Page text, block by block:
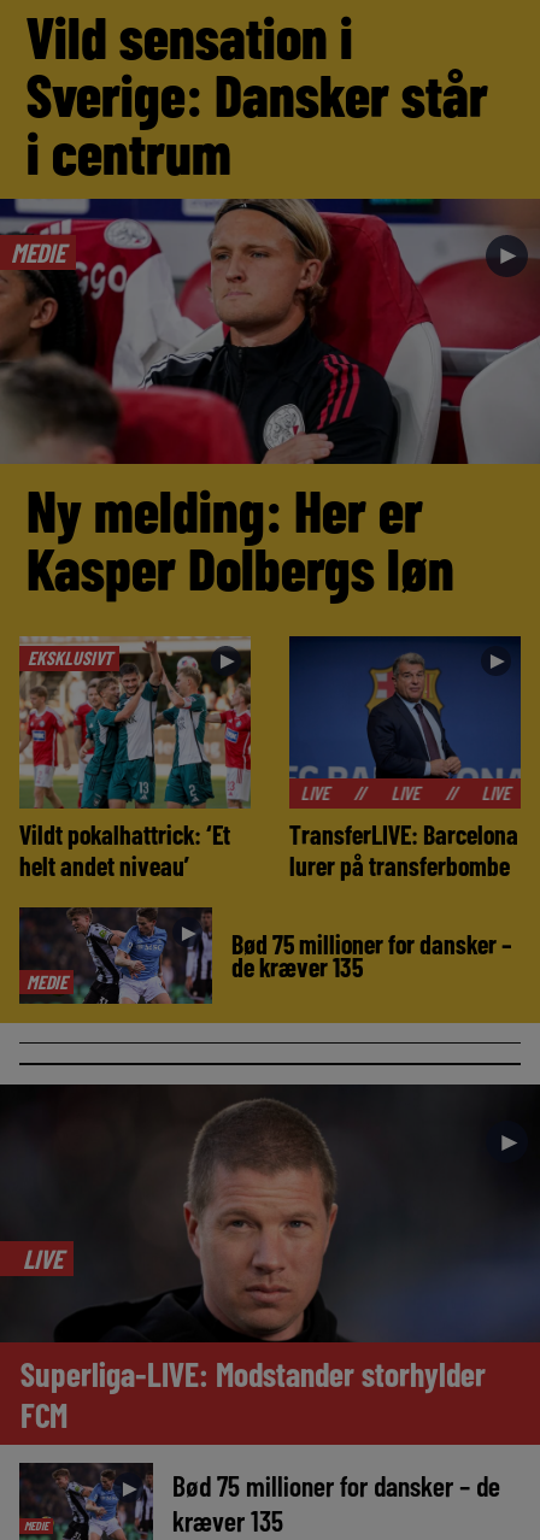
Vild sensation i
Sverige: Dansker står
i centrum
MEDIE ►
Ny melding: Her er
Kasper Dolbergs løn
EKSKLUSIVT ►
Vildt pokalhattrick: ‘Et
helt andet niveau’
►
// LIVE LIVE LIVE LIVE
TransferLIVE: Barcelona
lurer på transferbombe
MEDIE
► Bød 75 millioner for dansker –
de kræver 135
►
LIVE
Superliga-LIVE: Modstander storhylder
FCM
MEDIE
►
Bød 75 millioner for dansker – de
kræver 135